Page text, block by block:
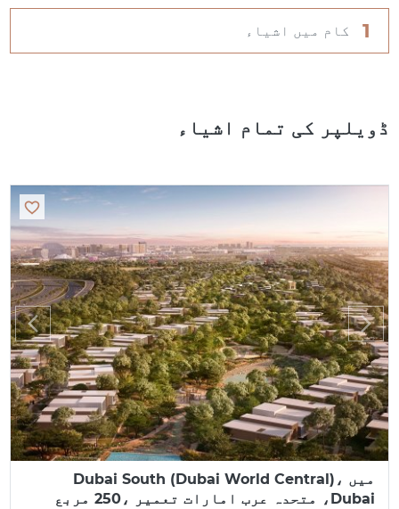
1 کام میں اشیاء
ڈویلپر کی تمام اشیاء
میں Dubai South (Dubai World Central)،
Dubai، متحدہ عرب امارات تعمیر ،250 مربع